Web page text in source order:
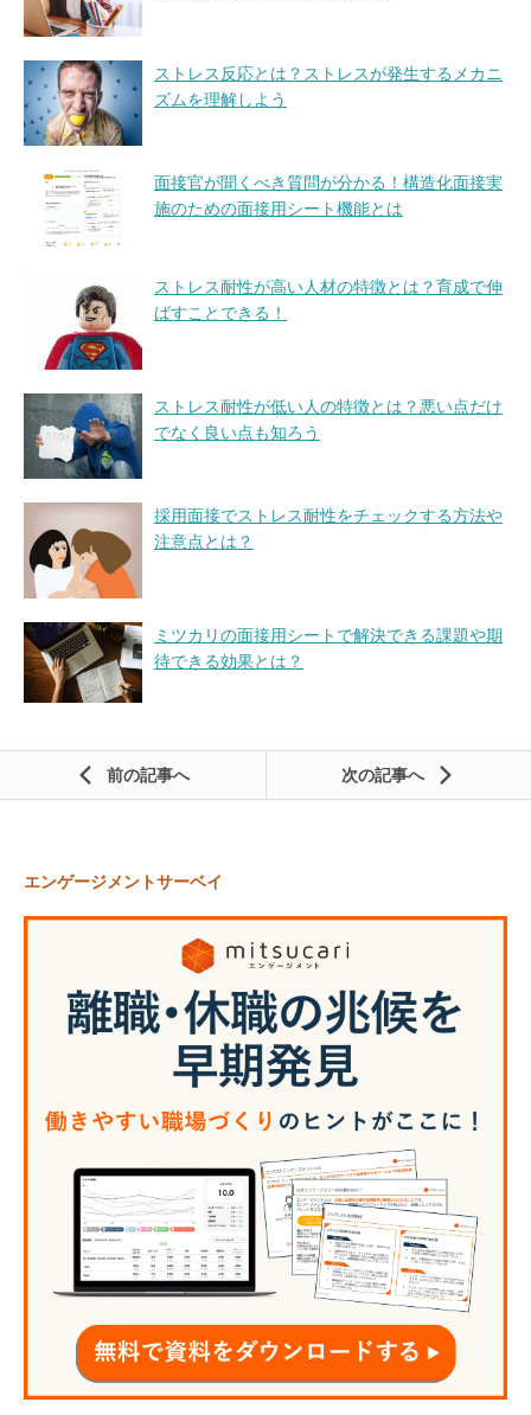
ストレス反応とは？ストレスが発生するメカニ
ズムを理解しよう
面接官が聞くべき質問が分かる！構造化面接実
施のための面接用シート機能とは
ストレス耐性が高い人材の特徴とは？育成で伸
ばすことできる！
ストレス耐性が低い人の特徴とは？悪い点だけ
でなく良い点も知ろう
採用面接でストレス耐性をチェックする方法や
注意点とは？
ミツカリの面接用シートで解決できる課題や期
待できる効果とは？
前の記事 次の記事
エンゲージメントサーベイ